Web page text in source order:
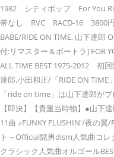
1982 シティポップ For You
帯なし RVC RACD-16 3800円
BABE/RIDE ON TIME, 山下達郎
付:リマスター＆ボートラ]
ALL TIME BEST 1975-2012 初
達郎.小田和正/「RIDE ON
「ride on time」は山下達郎が
【即決】【貴重当時物】●山下
11曲 ♪FUNKY FLUSHIN'/夜の
ト～Official髭男dism人気曲コ
クラシック人気曲オルゴール